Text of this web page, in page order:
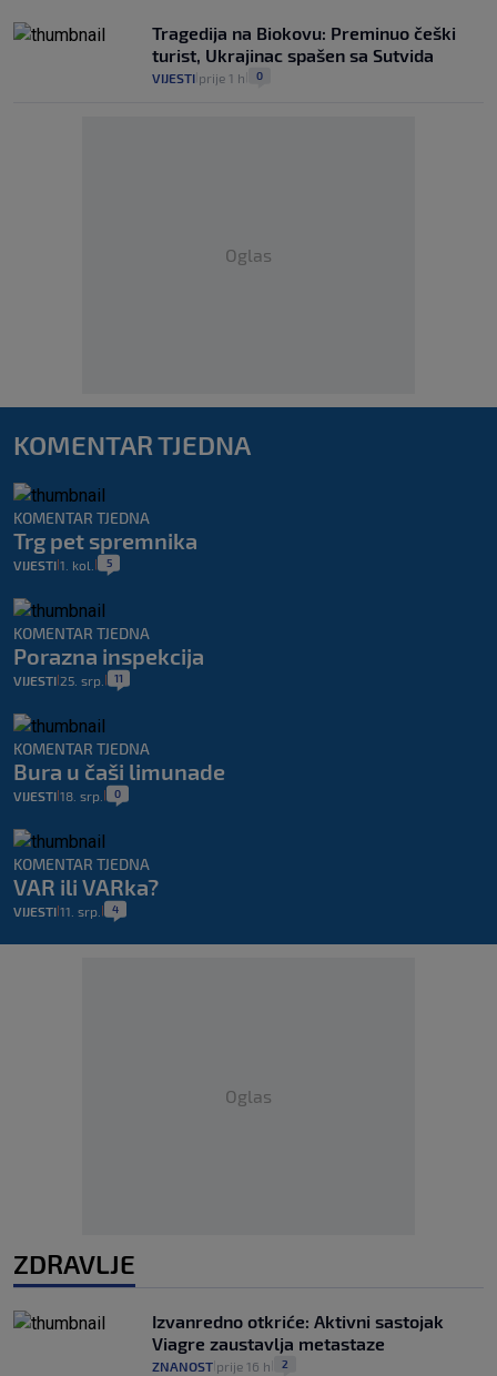
Tragedija na Biokovu: Preminuo češki
turist, Ukrajinac spašen sa Sutvida
VIJESTI prije 1 h 0
Oglas
KOMENTAR TJEDNA
KOMENTAR TJEDNA
Trg pet spremnika
VIJESTI 1. kol. 5
KOMENTAR TJEDNA
Porazna inspekcija
VIJESTI 25. srp. 11
KOMENTAR TJEDNA
Bura u čaši limunade
VIJESTI 18. srp. 0
KOMENTAR TJEDNA
VAR ili VARka?
VIJESTI 11. srp. 4
Oglas
ZDRAVLJE
Izvanredno otkriće: Aktivni sastojak
Viagre zaustavlja metastaze
ZNANOST prije 16 h 2